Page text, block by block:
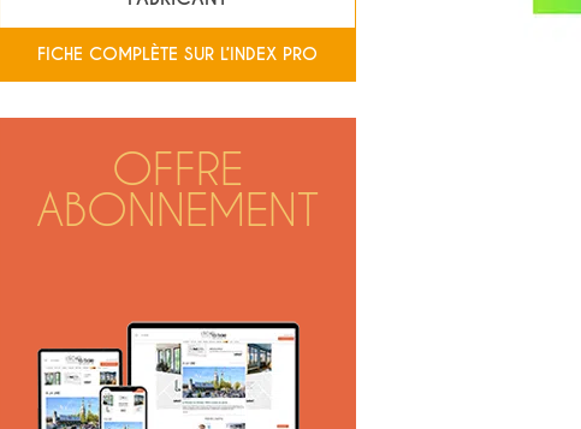
FICHE COMPLÈTE SUR L’INDEX PRO
OFFRE
ABONNEMENT